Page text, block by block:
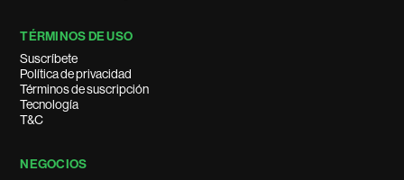
TÉRMINOS DE USO
Suscríbete
Política de privacidad
Términos de suscripción
Tecnología
T&C
NEGOCIOS